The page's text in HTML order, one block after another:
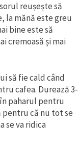
reușește să
la mănă este greu
bine este să
cremoasă și mai
să fie cald când
cafea. Durează 3-
paharul pentru
că nu tot se
se va ridica